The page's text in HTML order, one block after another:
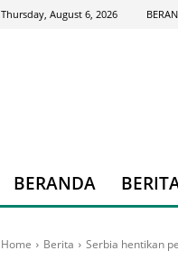
Thursday, August 6, 2026
BERANDA
Home Berita Serbia hentikan